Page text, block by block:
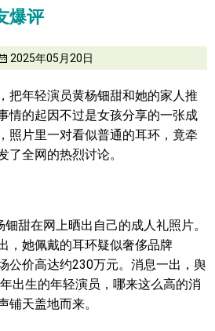
爆评
2025年05月20日
把年轻演员黄杨钿甜和她的家人推
情的起因不过是女孩分享的一张成
照片里一对看似普通的耳环，竟牵
了全网的热烈讨论。
甜在网上晒出自己的成人礼照片。
，她佩戴的耳环疑似奢侈品牌
公价高达约230万元。消息一出，舆
出生的年轻演员，哪来这么高的消
铺天盖地而来。